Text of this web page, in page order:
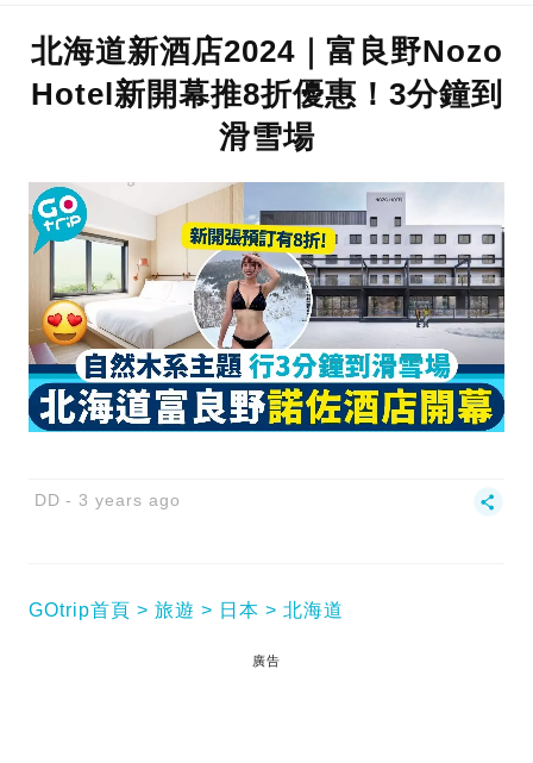
北海道新酒店2024｜富良野Nozo
Hotel新開幕推8折優惠！3分鐘到
滑雪場
DD 3 years ago
GOtrip首頁 旅遊 日本 北海道
廣告